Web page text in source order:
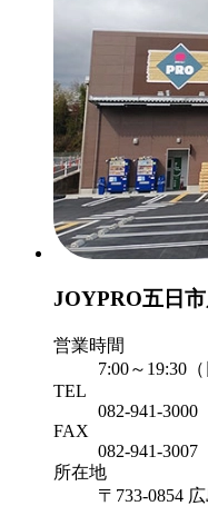
JOYPRO五日
営業時間
7:00～19:30
TEL
082-941-3000
FAX
082-941-3007
所在地
〒733-0854